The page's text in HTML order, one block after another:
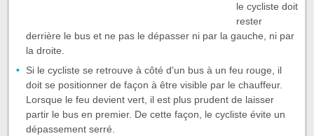
le cycliste doit
rester
derrière le bus et ne pas le dépasser ni par la gauche, ni par
la droite.
Si le cycliste se retrouve à côté d'un bus à un feu rouge, il
doit se positionner de façon à être visible par le chauffeur.
Lorsque le feu devient vert, il est plus prudent de laisser
partir le bus en premier. De cette façon, le cycliste évite un
dépassement serré.